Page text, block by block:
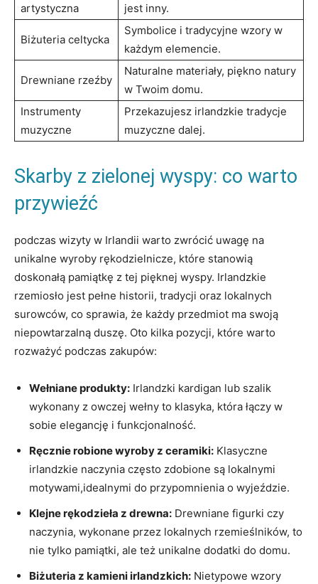
artystyczna
jest inny.
Biżuteria celtycka
Symbolice i tradycyjne wzory w
każdym elemencie.
Drewniane rzeźby
Naturalne materiały, piękno natury
w Twoim domu.
Instrumenty
muzyczne
Przekazujesz irlandzkie tradycje
muzyczne dalej.
Skarby z zielonej wyspy: co warto
przywieźć
podczas wizyty w Irlandii warto zwrócić uwagę na
unikalne wyroby rękodzielnicze, które stanowią
doskonałą pamiątkę z tej pięknej wyspy. Irlandzkie
rzemiosło jest pełne historii, tradycji oraz lokalnych
surowców, co sprawia, że każdy przedmiot ma swoją
niepowtarzalną duszę. Oto kilka pozycji, które warto
rozważyć podczas zakupów:
Wełniane produkty: Irlandzki kardigan lub szalik
wykonany z owczej wełny to klasyka, która łączy w
sobie elegancję i funkcjonalność.
Ręcznie robione wyroby z ceramiki: Klasyczne
irlandzkie naczynia często zdobione są lokalnymi
motywami,idealnymi do przypomnienia o wyjeździe.
Klejne rękodzieła z drewna: Drewniane figurki czy
naczynia, wykonane przez lokalnych rzemieślników, to
nie tylko pamiątki, ale też unikalne dodatki do domu.
Biżuteria z kamieni irlandzkich: Nietypowe wzory